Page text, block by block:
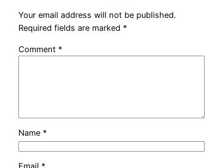
Your email address will not be published.
Required fields are marked *
Comment *
Name *